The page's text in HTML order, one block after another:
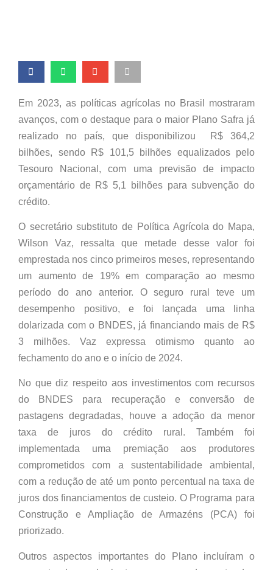
Em 2023, as políticas agrícolas no Brasil mostraram
avanços, com o destaque para o maior Plano Safra já
realizado no país, que disponibilizou R$ 364,2
bilhões, sendo R$ 101,5 bilhões equalizados pelo
Tesouro Nacional, com uma previsão de impacto
orçamentário de R$ 5,1 bilhões para subvenção do
crédito.
O secretário substituto de Política Agrícola do Mapa,
Wilson Vaz, ressalta que metade desse valor foi
emprestada nos cinco primeiros meses, representando
um aumento de 19% em comparação ao mesmo
período do ano anterior. O seguro rural teve um
desempenho positivo, e foi lançada uma linha
dolarizada com o BNDES, já financiando mais de R$
3 milhões. Vaz expressa otimismo quanto ao
fechamento do ano e o início de 2024.
No que diz respeito aos investimentos com recursos
do BNDES para recuperação e conversão de
pastagens degradadas, houve a adoção da menor
taxa de juros do crédito rural. Também foi
implementada uma premiação aos produtores
comprometidos com a sustentabilidade ambiental,
com a redução de até um ponto percentual na taxa de
juros dos financiamentos de custeio. O Programa para
Construção e Ampliação de Armazéns (PCA) foi
priorizado.
Outros aspectos importantes do Plano incluíram o